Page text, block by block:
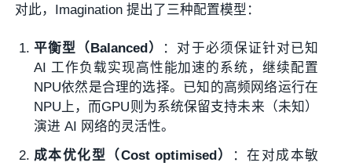
对此，Imagination 提出了三种配置模型：
平衡型（Balanced）
：对于必须保证针对已知
AI 工作负载实现高性能加速的系统，继续配置
NPU依然是合理的选择。已知的高频网络运行在
NPU上，而GPU则为系统保留支持未来（未知）
演进 AI 网络的灵活性。
成本优化型（Cost optimised）
：在对成本敏